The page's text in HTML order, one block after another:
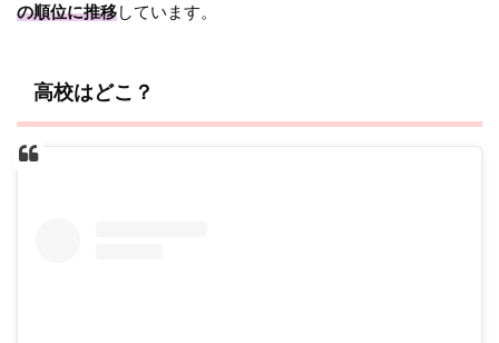
の順位に推移しています。
高校はどこ？